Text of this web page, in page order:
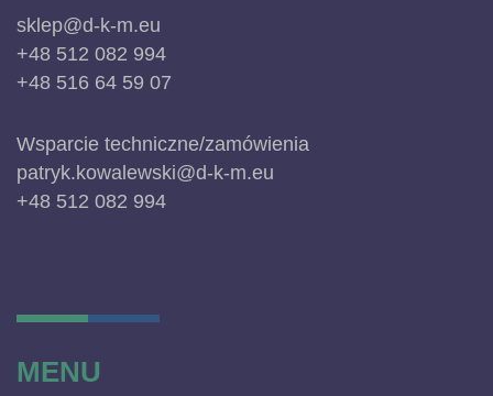
sklep@d-k-m.eu
+48 512 082 994
+48 516 64 59 07
Wsparcie techniczne/zamówienia
patryk.kowalewski@d-k-m.eu
+48 512 082 994
MENU